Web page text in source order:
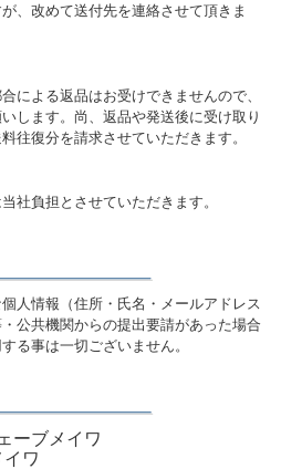
、改めて送付先を連絡させて頂きま
による返品はお受けできませんので、
します。尚、返品や発送後に受け取り
往復分を請求させていただきます。
社負担とさせていただきます。
人情報（住所・氏名・メールアドレス
公共機関からの提出要請があった場合
る事は一切ございません。
ーブメイワ
ワ